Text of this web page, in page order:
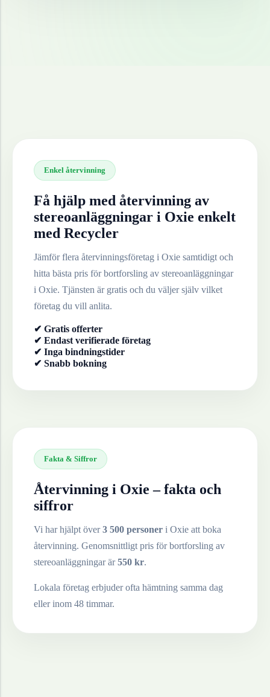
Enkel återvinning
Få hjälp med återvinning av
stereoanläggningar i Oxie enkelt
med Recycler
Jämför flera återvinningsföretag i Oxie samtidigt och
hitta bästa pris för bortforsling av stereoanläggningar
i Oxie. Tjänsten är gratis och du väljer själv vilket
företag du vill anlita.
✔ Gratis offerter
✔ Endast verifierade företag
✔ Inga bindningstider
✔ Snabb bokning
Fakta & Siffror
Återvinning i Oxie – fakta och
siffror
Vi har hjälpt över3 500 personer i Oxie att boka
återvinning. Genomsnittligt pris för bortforsling av
stereoanläggningarär550 kr.
Lokala företag erbjuder ofta hämtning samma dag
eller inom 48 timmar.